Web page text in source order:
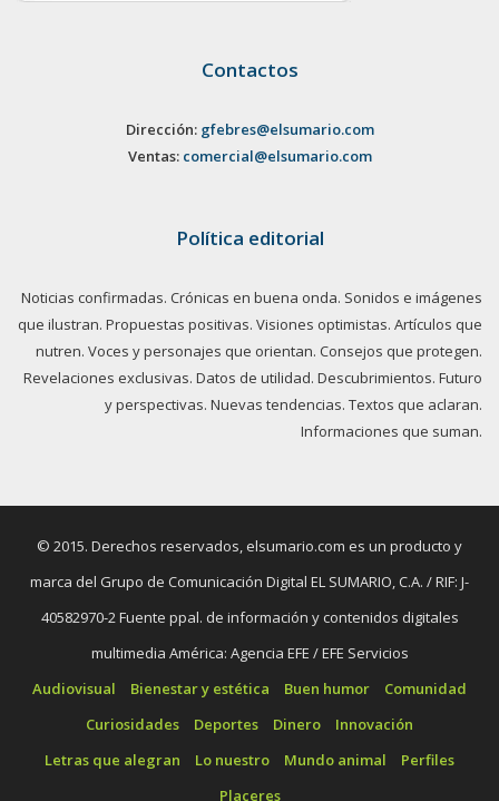
Contactos
Dirección: gfebres@elsumario.com
Ventas: comercial@elsumario.com
Política editorial
Noticias confirmadas. Crónicas en buena onda. Sonidos e imágenes
que ilustran. Propuestas positivas. Visiones optimistas. Artículos que
nutren. Voces y personajes que orientan. Consejos que protegen.
Revelaciones exclusivas. Datos de utilidad. Descubrimientos. Futuro
y perspectivas. Nuevas tendencias. Textos que aclaran.
Informaciones que suman.
© 2015. Derechos reservados, elsumario.com es un producto y
marca del Grupo de Comunicación Digital EL SUMARIO, C.A. / RIF: J-
40582970-2 Fuente ppal. de información y contenidos digitales
multimedia América: Agencia EFE / EFE Servicios
Audiovisual
Bienestar y estética Buen humor
Comunidad
Curiosidades
Deportes Dinero
Innovación
Letras que alegran
Lo nuestro Mundo animal
Perfiles
Placeres